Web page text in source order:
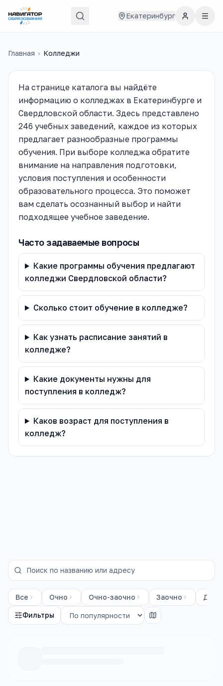
Екатеринбург
Главная › Колледжи
На странице каталога вы найдёте
информацию о колледжах в Екатеринбурге и
Свердловской области. Здесь представлено
246 учебных заведений, каждое из которых
предлагает разнообразные программы
обучения. При выборе колледжа обратите
внимание на направления подготовки,
условия поступления и особенности
образовательного процесса. Это поможет
вам сделать осознанный выбор и найти
подходящее учебное заведение.
Часто задаваемые вопросы
Какие программы обучения предлагают
колледжи Свердловской области?
Сколько стоит обучение в колледже?
Как узнать расписание занятий в
колледже?
Какие документы нужны для
поступления в колледж?
Каков возраст для поступления в
колледж?
Все Очно Очно-заочно Заочно
Фильтры